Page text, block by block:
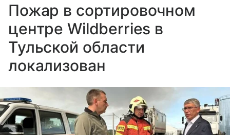
Пожар в сортировочном
центре Wildberries в
Тульской области
локализован